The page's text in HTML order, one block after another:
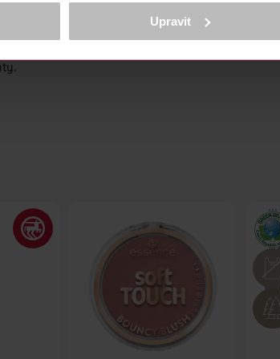
osobních údajů.
<
Upravit
mikroplastů podle certifikované přírodní
každou náladu a každou příležitost, od